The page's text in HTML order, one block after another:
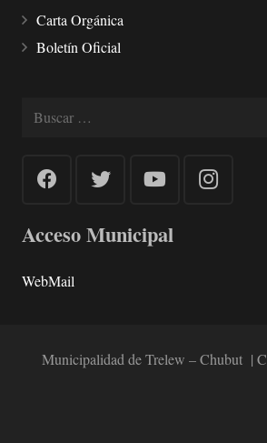
Carta Orgánica
Boletín Oficial
Buscar:
Acceso Municipal
WebMail
Municipalidad de Trelew – Chubut |